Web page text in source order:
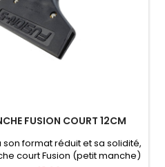
FUSION COURT 12CM
son format réduit et sa solidité,
court Fusion (petit manche)